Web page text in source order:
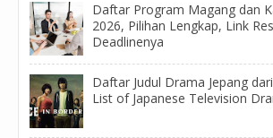
Daftar Program Magang dan
2026, Pilihan Lengkap, Link
Deadlinenya
Daftar Judul Drama Jepang
List of Japanese Television